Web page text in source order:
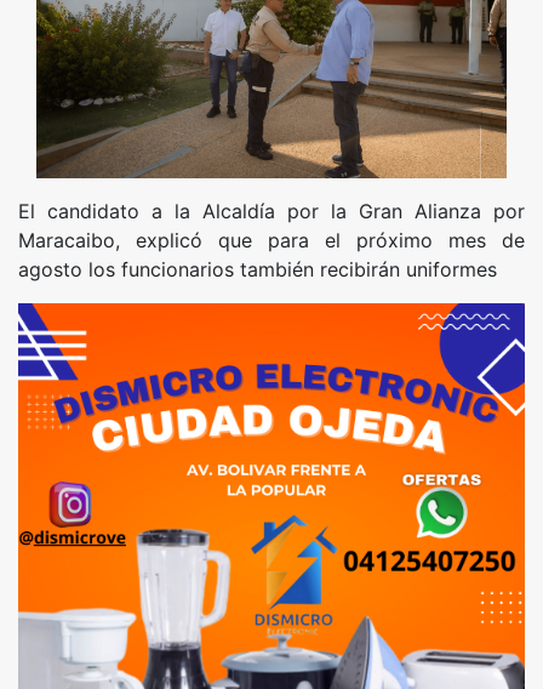
El candidato a la Alcaldía por la Gran Alianza por
Maracaibo, explicó que para el próximo mes de
agosto los funcionarios también recibirán uniformes